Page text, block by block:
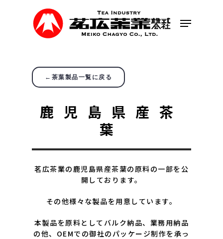
Menu
←茶葉製品一覧に戻る
鹿児島県産茶
葉
茗広茶業の鹿児島県産茶葉の原料の一部を公
開しております。
その他様々な製品を用意しています。
本製品を原料としてバルク納品、業務用納品
の他、OEMでの御社のパッケージ制作を承っ